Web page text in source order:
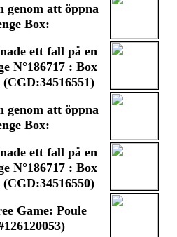
genom att öppna
Box:
ett fall på en
N°186717 : Box
genom att öppna
Box:
ett fall på en
N°186717 : Box
Game: Poule